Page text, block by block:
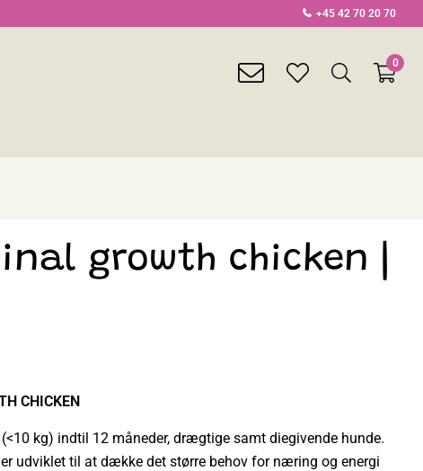
envelopeheart
search0
+45 42 70 20 70
growth chicken |
CHICKEN
kg) indtil 12 måneder, drægtige samt diegivende hunde.
udviklet til at dække det større behov for næring og energi